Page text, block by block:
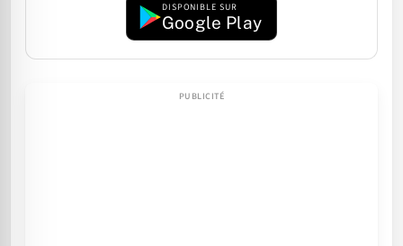
DISPONIBLE SUR
Google Play